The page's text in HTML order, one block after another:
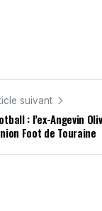
suivant
: l’ex-Angevin
Foot de Touraine